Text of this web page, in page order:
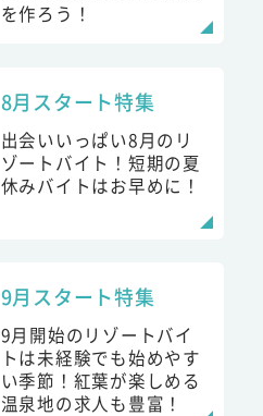
を作ろう！
8月スタート特集
出会いいっぱい8月のリ
ゾートバイト！短期の夏
休みバイトはお早めに！
9月スタート特集
9月開始のリゾートバイ
トは未経験でも始めやす
い季節！紅葉が楽しめる
温泉地の求人も豊富！